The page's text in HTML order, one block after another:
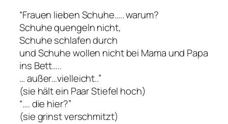
“Frauen lieben Schuhe….. warum?
Schuhe quengeln nicht,
Schuhe schlafen durch
und Schuhe wollen nicht bei Mama und Papa
ins Bett…..
… außer…vielleicht..”
(sie hält ein Paar Stiefel hoch)
“…. die hier?”
(sie grinst verschmitzt)